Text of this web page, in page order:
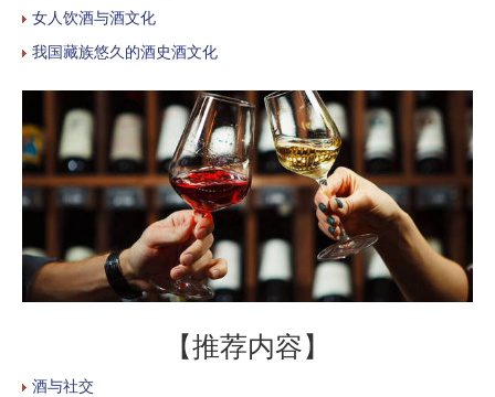
女人饮酒与酒文化
我国藏族悠久的酒史酒文化
【推荐内容】
酒与社交